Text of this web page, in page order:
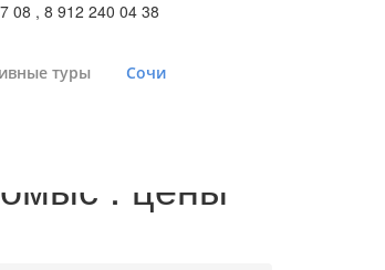
08 , 8 912 240 04 38
туры Сочи
: цены